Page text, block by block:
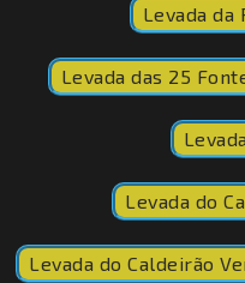
Levada da
Levada das 25
Levada do
Levada do Caldeirão